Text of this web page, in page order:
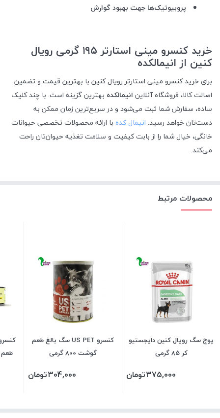
پروبیوتیک‌ها جهت بهبود گوارش
خرید کنسرو مینی استارتر ۱۹۵ گرمی رویال
کنین از انیمالکده
برای خرید کنسرو مینی استارتر رویال کنین با بهترین قیمت و تضمین
اصالت کالا، فروشگاه آنلاین انیمالکده بهترین گزینه است. با چند کلیک
ساده، سفارش شما ثبت می‌شود و در سریع‌ترین زمان ممکن به
دست‌تان خواهد رسید. انیمال کده با ارائه محصولات تخصصی حیوانات
خانگی، خیال شما را از بابت کیفیت و سلامت تغذیه حیوان‌تان راحت
می‌کند.
محصولات مرتبط
پوچ سگ رویال کنین دایجستیو
کر 85 گرمی
375,000تومان
کنسرو US PET سگ بالغ طعم
گوشت 800 گرمی
304,000تومان